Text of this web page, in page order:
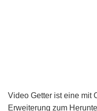
Video Getter ist eine mit
Erweiterung zum